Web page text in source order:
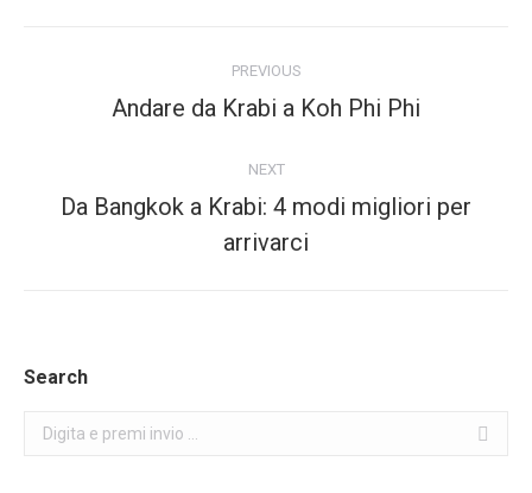
navigation
PREVIOUS
Previous
Andare da Krabi a Koh Phi Phi
NEXT
Next
post:
Da Bangkok a Krabi: 4 modi migliori per
arrivarci
Search
Search: